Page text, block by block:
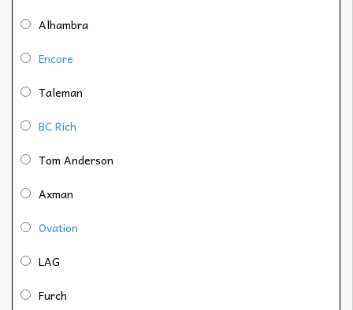
Alhambra
Encore
Taleman
BC Rich
Tom Anderson
Axman
Ovation
LAG
Furch